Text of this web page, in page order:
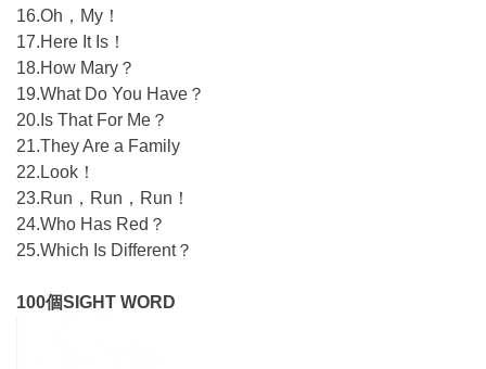
16.Oh，My！
17.Here It Is！
18.How Mary？
19.What Do You Have？
20.Is That For Me？
21.They Are a Family
22.Look！
23.Run，Run，Run！
24.Who Has Red？
25.Which Is Different？
100個SIGHT WORD